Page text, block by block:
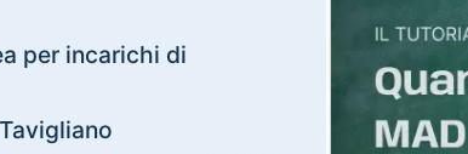
per incarichi di